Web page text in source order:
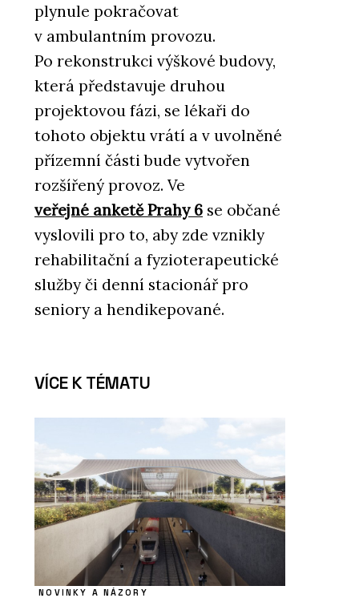
plynule pokračovat
v ambulantním provozu.
Po rekonstrukci výškové budovy,
která představuje druhou
projektovou fázi, se lékaři do
tohoto objektu vrátí a v uvolněné
přízemní části bude vytvořen
rozšířený provoz. Ve
veřejné anketě Prahy 6 se občané
vyslovili pro to, aby zde vznikly
rehabilitační a fyzioterapeutické
služby či denní stacionář pro
seniory a hendikepované.
VÍCE K TÉMATU
NOVINKY A NÁZORY